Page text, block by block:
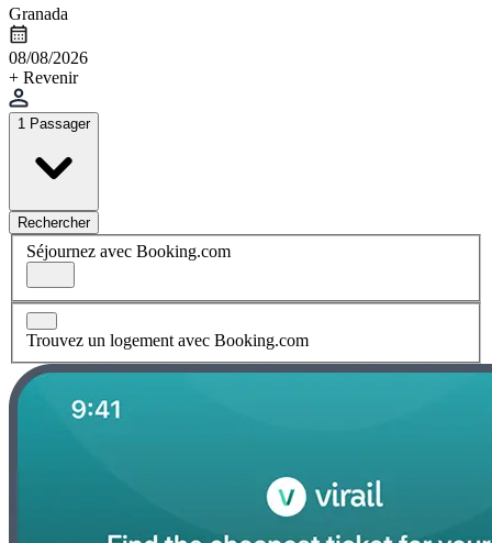
Granada
08/08/2026
+ Revenir
1 Passager
Rechercher
Séjournez avec Booking.com
Trouvez un logement avec Booking.com